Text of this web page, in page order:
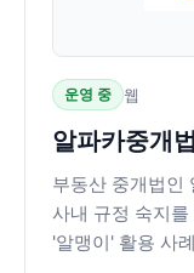
운영 중 웹
알파카중개
부동산 중개법인
사내 규정 숙지
'알맹이' 활용 사